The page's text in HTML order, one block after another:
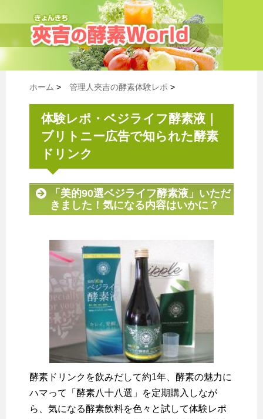
ホーム > 管理人夾吉の酵素体験レポ >
体験レポ・ベジライフ酵素液｜
ブリトニー広告で知られた酵素
ドリンク
「美的90選ベジライフ酵素液」いただ
きました！気になる内容はいかに？
酵素ドリンクを飲みだして約1年、酵素の魅力に
ハマって「酵素八十八選」を定期購入しなが
ら、気になる酵素飲料を色々と試して体験レポ